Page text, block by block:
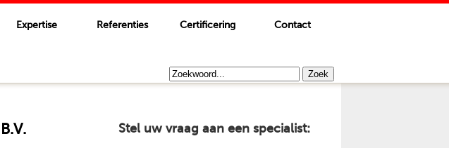
Expertise Referenties Certificering Contact
Stel uw vraag aan een specialist: